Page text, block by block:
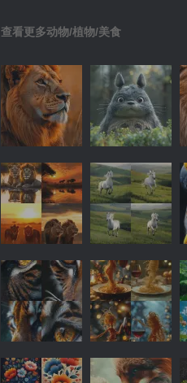
查看更多动物/植物/美食